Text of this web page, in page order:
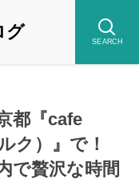
グ SEARCH
都『cafe
ク）』で！
で贅沢な時間